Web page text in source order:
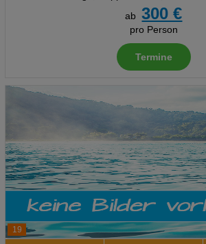
ab
300 €
pro Person
Termine
19